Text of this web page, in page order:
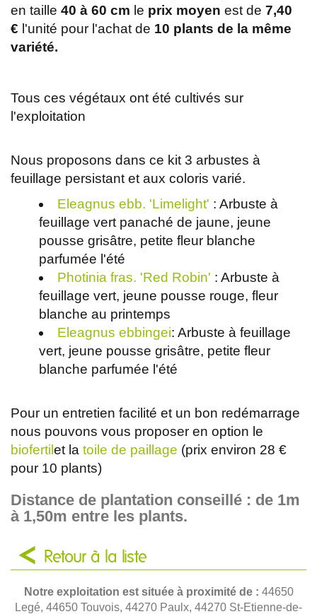
en taille 40 à 60 cm le prix moyen est de 7,40
€ l'unité pour l'achat de 10 plants de la même
variété.
Tous ces végétaux ont été cultivés sur
l'exploitation
Nous proposons dans ce kit 3 arbustes à
feuillage persistant et aux coloris varié.
Eleagnus ebb. 'Limelight' : Arbuste à
feuillage vert panaché de jaune, jeune
pousse grisâtre, petite fleur blanche
parfumée l'été
Photinia fras. 'Red Robin' : Arbuste à
feuillage vert, jeune pousse rouge, fleur
blanche au printemps
Eleagnus ebbingei: Arbuste à feuillage
vert, jeune pousse grisâtre, petite fleur
blanche parfumée l'été
Pour un entretien facilité et un bon redémarrage
nous pouvons vous proposer en option le
biofertilet la toile de paillage (prix environ 28 €
pour 10 plants)
Distance de plantation conseillé : de 1m
à 1,50m entre les plants.
Retour à la liste
Notre exploitation est située à proximité de : 44650
Legé, 44650 Touvois, 44270 Paulx, 44270 St-Etienne-de-